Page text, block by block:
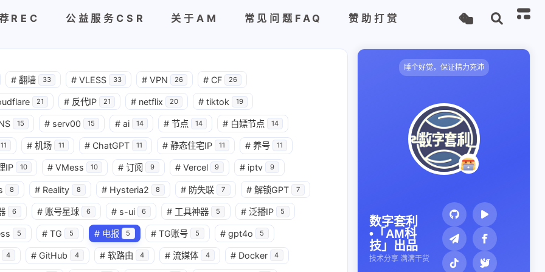
REC 公益服务CSR 关于AM 常见问题FAQ 赞助打赏
# 翻墙 33 # VLESS 33 # VPN 26 # CF 26
21 # 反代IP 21 # netflix 20 # tiktok 19
15 # serv00 15 # ai 14 # 节点 14 # 白嫖节点 14
11 # 机场 11 # ChatGPT 11 # 静态住宅IP 11 # 养号 11
IP 10 # VMess 10 # 订阅 9 # Vercel 9 # iptv 9
8 # Reality 8 # Hysteria2 8 # 防失联 7 # 解锁GPT 7
6 # 账号星球 6 # s-ui 6 # 工具神器 5 # 泛播IP 5
5 # TG 5 # 电报 5 # TG账号 5 # gpt4o 5
4 # GitHub 4 # 软路由 4 # 流媒体 4 # Docker 4
睡个好觉，保证精力充沛
数字套利
•「AM科
技」出品
技术分享 满满干货